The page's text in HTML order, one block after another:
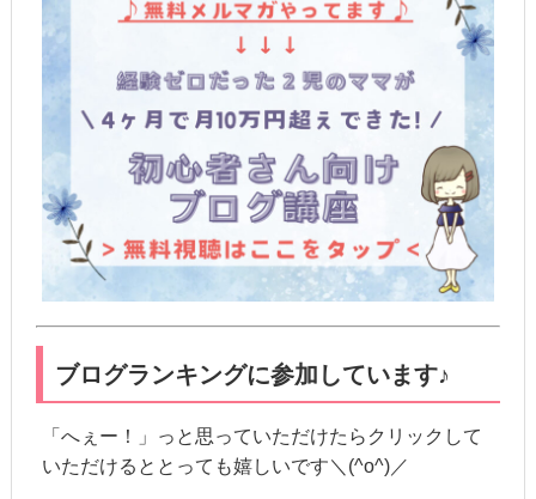
ブログランキングに参加しています♪
「へぇー！」っと思っていただけたらクリックして
いただけるととっても嬉しいです＼(^o^)／